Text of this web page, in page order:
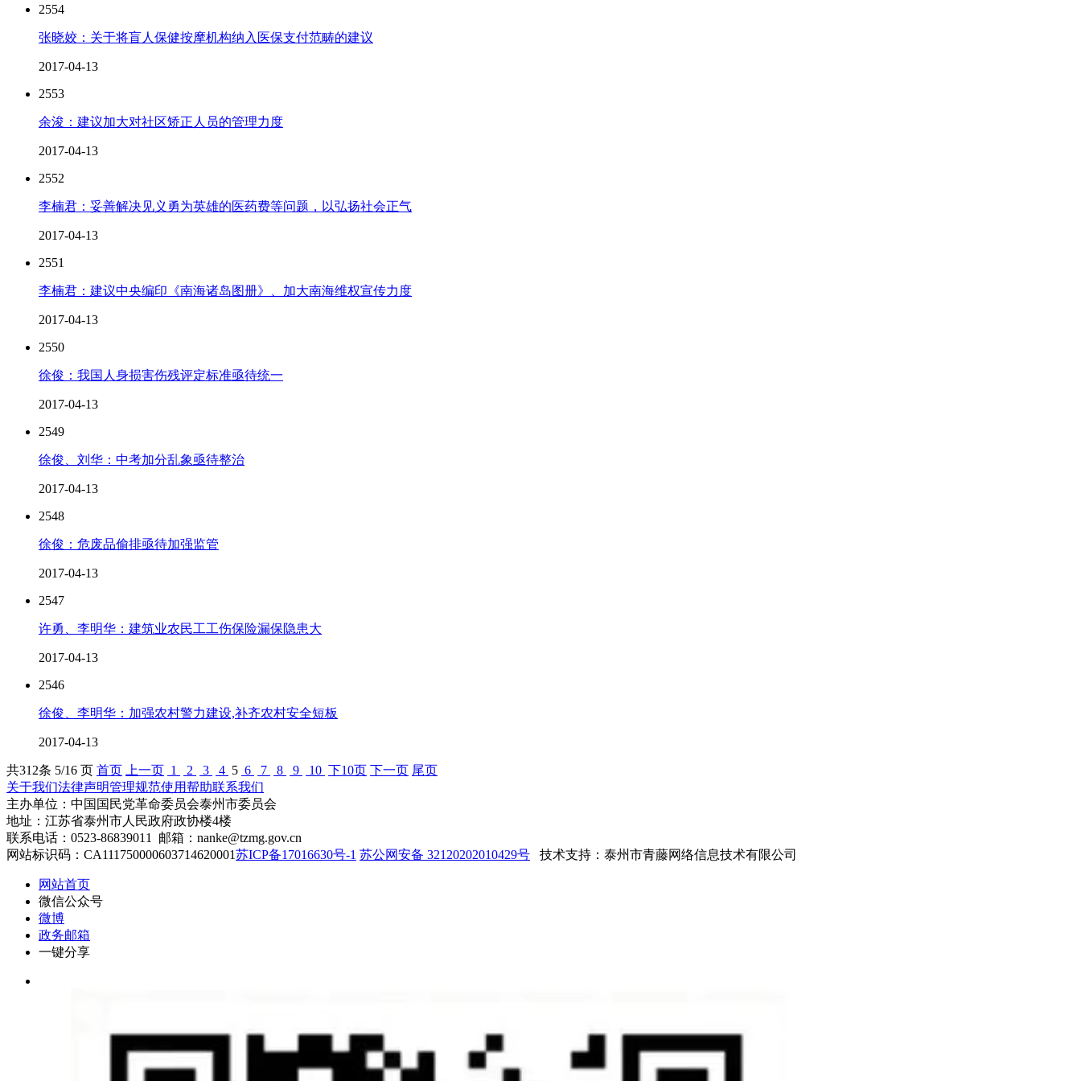
2554
张晓姣：关于将盲人保健按摩机构纳入医保支付范畴的建议
2017-04-13
2553
余浚：建议加大对社区矫正人员的管理力度
2017-04-13
2552
李楠君：妥善解决见义勇为英雄的医药费等问题，以弘扬社会正气
2017-04-13
2551
李楠君：建议中央编印《南海诸岛图册》、加大南海维权宣传力度
2017-04-13
2550
徐俊：我国人身损害伤残评定标准亟待统一
2017-04-13
2549
徐俊、刘华：中考加分乱象亟待整治
2017-04-13
2548
徐俊：危废品偷排亟待加强监管
2017-04-13
2547
许勇、李明华：建筑业农民工工伤保险漏保隐患大
2017-04-13
2546
徐俊、李明华：加强农村警力建设,补齐农村安全短板
2017-04-13
共312条 5/16 页 首页 上一页 1 2 3 4 5 6 7 8 9 10 下10页 下一页 尾页
关于我们法律声明管理规范使用帮助联系我们
主办单位：中国国民党革命委员会泰州市委员会
地址：江苏省泰州市人民政府政协楼4楼
联系电话：0523-86839011 邮箱：nanke@tzmg.gov.cn
网站标识码：CA111750000603714620001苏ICP备17016630号-1 苏公网安备 32120202010429号 技术支持：泰州市青藤网络信息技术有限公司
网站首页
微信公众号
微博
政务邮箱
一键分享